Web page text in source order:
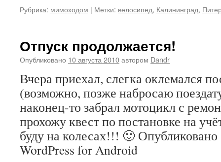
Рубрика: мимоходом | Метки: велосипед, Калининград,
Отпуск продолжается!
Опубликовано 10 августа 2010автором Dandr
Вчера приехал, слегка оклемался
(возможно, позже набросаю
наконец-то забрал мотоцикл с
прохожу квест по постановке на
буду на колесах!!! 🙂
WordPress for Android